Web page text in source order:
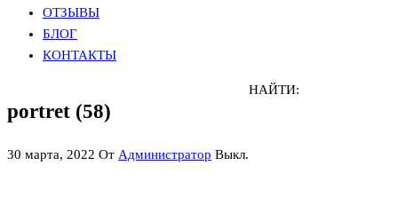
ОТЗЫВЫ
БЛОГ
КОНТАКТЫ
portret (58)
30 марта, 2022 От Администратор Выкл.
НАЙТИ: